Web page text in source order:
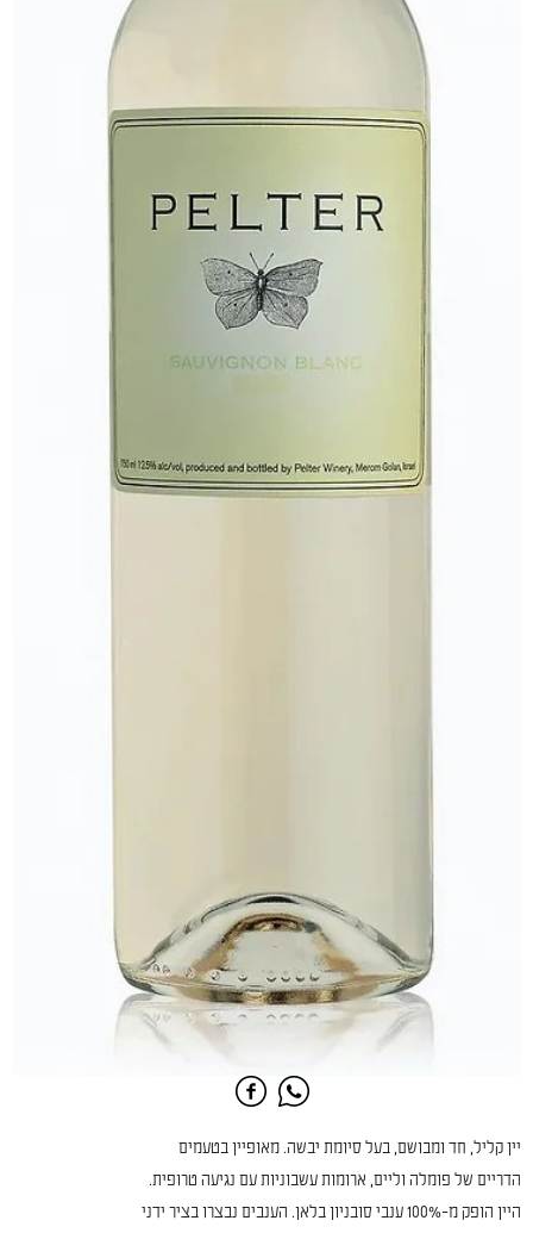
יין קליל, חד ומבושם, בעל סיומת יבשה. מאופיין בטעמים
הדריים של פומלה וליים, ארומות עשבוניות עם נגיעה טרופית.
היין הופק מ-100% ענבי סובניון בלאן. הענבים נבצרו בציר ידני